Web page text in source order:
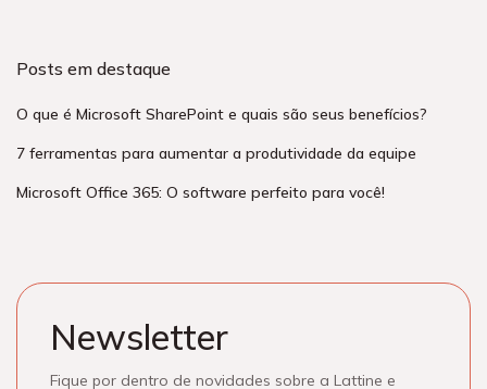
Posts em destaque
O que é Microsoft SharePoint e quais são seus benefícios?
7 ferramentas para aumentar a produtividade da equipe
Microsoft Office 365: O software perfeito para você!
Newsletter
Fique por dentro de novidades sobre a Lattine e